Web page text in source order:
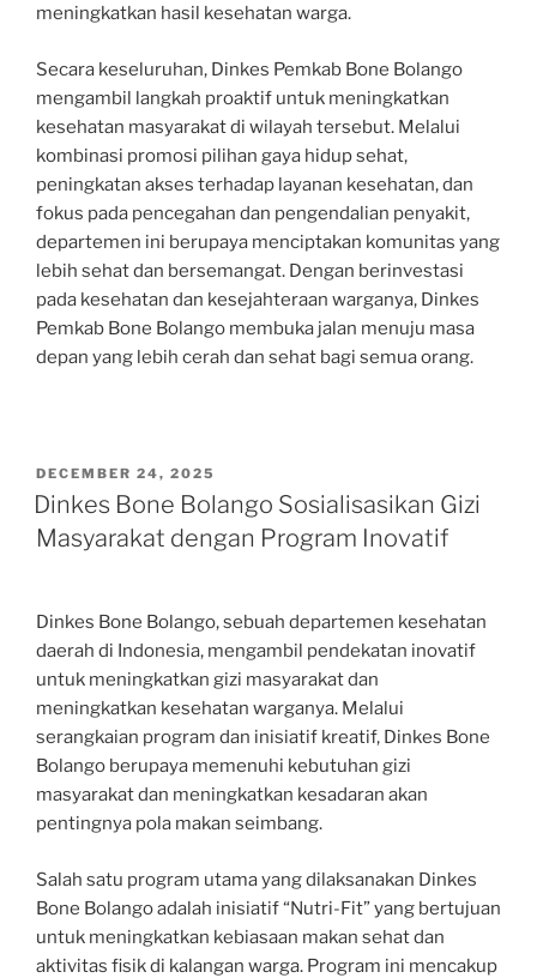
meningkatkan hasil kesehatan warga.
Secara keseluruhan, Dinkes Pemkab Bone Bolango
mengambil langkah proaktif untuk meningkatkan
kesehatan masyarakat di wilayah tersebut. Melalui
kombinasi promosi pilihan gaya hidup sehat,
peningkatan akses terhadap layanan kesehatan, dan
fokus pada pencegahan dan pengendalian penyakit,
departemen ini berupaya menciptakan komunitas yang
lebih sehat dan bersemangat. Dengan berinvestasi
pada kesehatan dan kesejahteraan warganya, Dinkes
Pemkab Bone Bolango membuka jalan menuju masa
depan yang lebih cerah dan sehat bagi semua orang.
POSTED
ON
DECEMBER 24, 2025
Dinkes Bone Bolango Sosialisasikan Gizi
Masyarakat dengan Program Inovatif
Dinkes Bone Bolango, sebuah departemen kesehatan
daerah di Indonesia, mengambil pendekatan inovatif
untuk meningkatkan gizi masyarakat dan
meningkatkan kesehatan warganya. Melalui
serangkaian program dan inisiatif kreatif, Dinkes Bone
Bolango berupaya memenuhi kebutuhan gizi
masyarakat dan meningkatkan kesadaran akan
pentingnya pola makan seimbang.
Salah satu program utama yang dilaksanakan Dinkes
Bone Bolango adalah inisiatif “Nutri-Fit” yang bertujuan
untuk meningkatkan kebiasaan makan sehat dan
aktivitas fisik di kalangan warga. Program ini mencakup